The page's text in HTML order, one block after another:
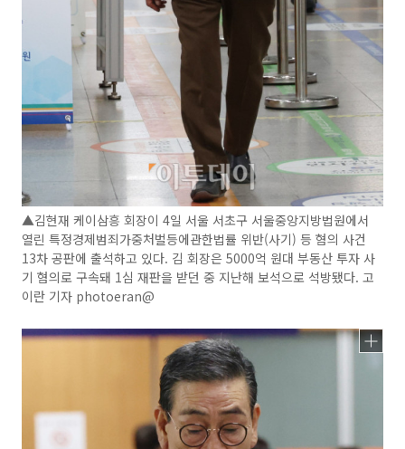
▲김현재 케이삼흥 회장이 4일 서울 서초구 서울중앙지방법원에서
열린 특정경제범죄가중처벌등에관한법률 위반(사기) 등 혐의 사건
13차 공판에 출석하고 있다. 김 회장은 5000억 원대 부동산 투자 사
기 혐의로 구속돼 1심 재판을 받던 중 지난해 보석으로 석방됐다. 고
이란 기자 photoeran@